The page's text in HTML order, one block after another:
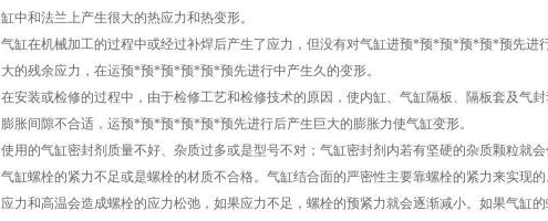
缸中和法兰上产生很大的热应力和热变形。
气缸在机械加工的过程中或经过补焊后产生了应力，但没有对气缸进预*预*预*预*预*预先进
大的残余应力，在运预*预*预*预*预*预先进行中产生久的变形。
在安装或检修的过程中，由于检修工艺和检修技术的原因，使内缸、气缸隔板、隔板套及气
膨胀间隙不合适，运预*预*预*预*预*预先进行后产生巨大的膨胀力使气缸变形。
使用的气缸密封剂质量不好、杂质过多或是型号不对；气缸密封剂内若有坚硬的杂质颗粒就会
气缸螺栓的紧力不足或是螺栓的材质不合格。气缸结合面的严密性主要靠螺栓的紧力来实现
应力和高温会造成螺栓的应力松弛，如果应力不足，螺栓的预紧力就会逐渐减小。如果气缸